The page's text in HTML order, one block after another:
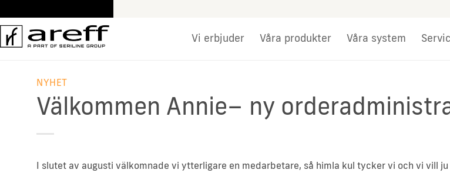
to
content
Vi erbjuder Våra produkter Våra system
NYHET
Välkommen Annie– ny
I slutet av augusti välkomnade vi ytterligare en medarbetare, så himla kul tycker vi och vi vill